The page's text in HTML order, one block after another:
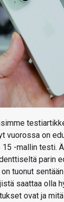
vuorossa on
15 -mallin testi.
parin
tuonut
saattaa olla
ovat ja